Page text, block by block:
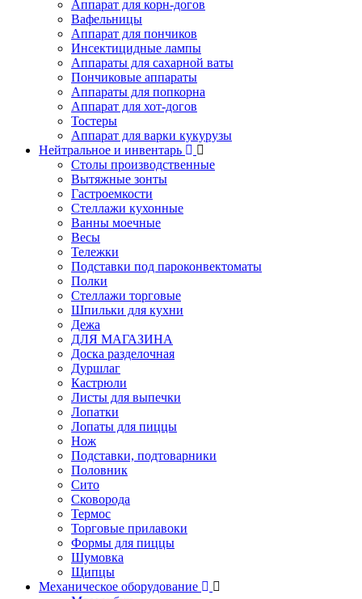
Аппарат для корн-догов
Вафельницы
Аппарат для пончиков
Инсектицидные лампы
Аппараты для сахарной ваты
Пончиковые аппараты
Аппараты для попкорна
Аппарат для хот-догов
Тостеры
Аппарат для варки кукурузы
Нейтральное и инвентарь
Столы производственные
Вытяжные зонты
Гастроемкости
Стеллажи кухонные
Ванны моечные
Весы
Тележки
Подставки под пароконвектоматы
Полки
Стеллажи торговые
Шпильки для кухни
Дежа
ДЛЯ МАГАЗИНА
Доска разделочная
Дуршлаг
Кастрюли
Листы для выпечки
Лопатки
Лопаты для пиццы
Нож
Подставки, подтоварники
Половник
Сито
Сковорода
Термос
Торговые прилавоки
Формы для пиццы
Шумовка
Щипцы
Механическое оборудование